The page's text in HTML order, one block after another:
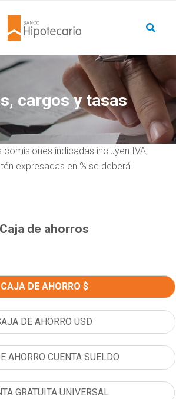
cargos y tasas
comisiones indicadas incluyen IVA,
expresadas en % se deberá
Caja de ahorros
CAJA DE AHORRO $
DE AHORRO USD
AHORRO CUENTA SUELDO
GRATUITA UNIVERSAL